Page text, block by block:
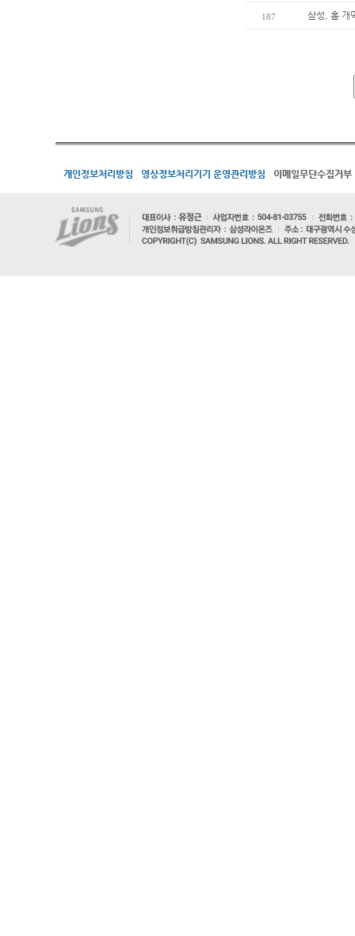
187 삼성, 홈 개
개인정보처리방침 영상정보처리기기 운영관리방침 이메일무단수집거부